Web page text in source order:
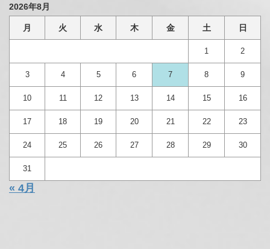
2026年8月
月 火 水 木 金 土 日
1 2
3 4 5 6 7 8 9
10 11 12 13 14 15 16
17 18 19 20 21 22 23
24 25 26 27 28 29 30
31
« 4月